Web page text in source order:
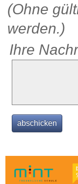
(Ohne
werden.)
Ihre